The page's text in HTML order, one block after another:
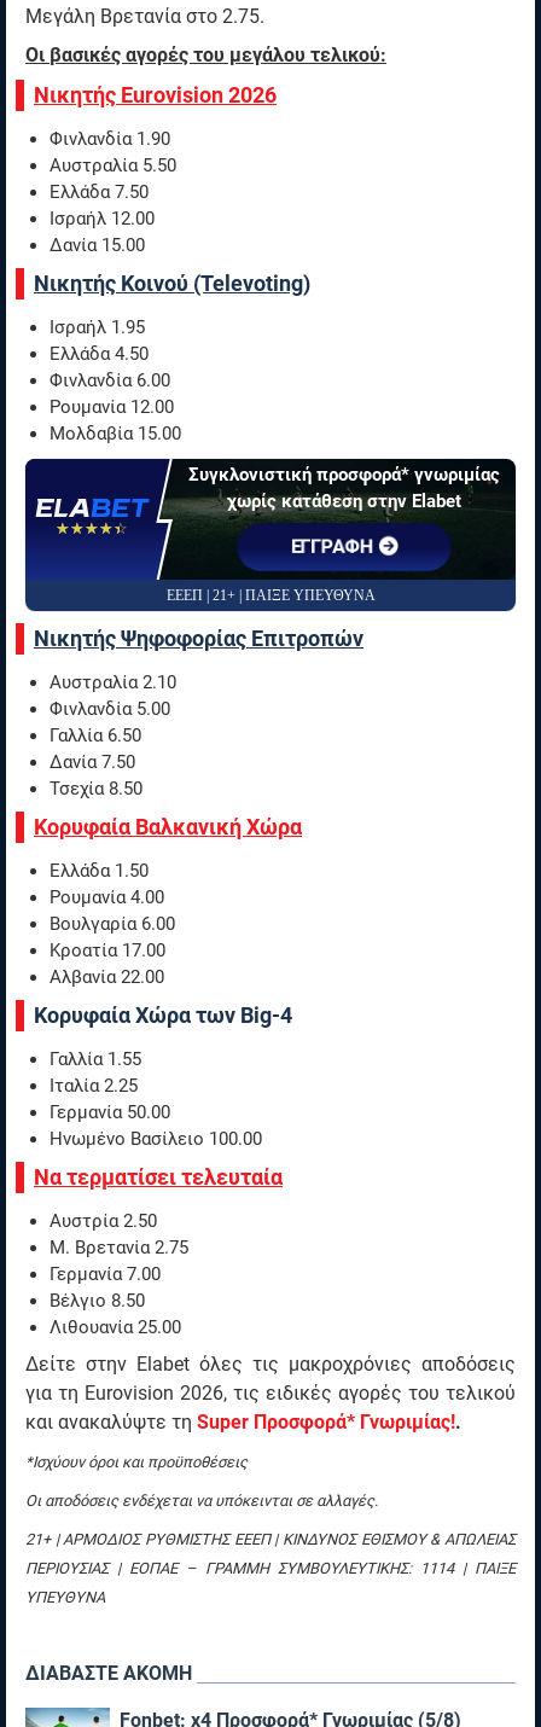
Μεγάλη Βρετανία στο 2.75.
Οι βασικές αγορές του μεγάλου τελικού:
Νικητής Eurovision 2026
Φινλανδία 1.90
Αυστραλία 5.50
Ελλάδα 7.50
Ισραήλ 12.00
Δανία 15.00
Νικητής Κοινού (Televoting)
Ισραήλ 1.95
Ελλάδα 4.50
Φινλανδία 6.00
Ρουμανία 12.00
Μολδαβία 15.00
☆☆☆☆☆
★★★★★
Συγκλονιστική προσφορά* γνωριμίας
χωρίς κατάθεση στην Elabet
ΕΓΓΡΑΦΗ
ΕΕΕΠ | 21+ | ΠΑΙΞΕ ΥΠΕΥΘΥΝΑ
Νικητής Ψηφοφορίας Επιτροπών
Αυστραλία 2.10
Φινλανδία 5.00
Γαλλία 6.50
Δανία 7.50
Τσεχία 8.50
Κορυφαία Βαλκανική Χώρα
Ελλάδα 1.50
Ρουμανία 4.00
Βουλγαρία 6.00
Κροατία 17.00
Αλβανία 22.00
Κορυφαία Χώρα των Big-4
Γαλλία 1.55
Ιταλία 2.25
Γερμανία 50.00
Ηνωμένο Βασίλειο 100.00
Να τερματίσει τελευταία
Αυστρία 2.50
Μ. Βρετανία 2.75
Γερμανία 7.00
Βέλγιο 8.50
Λιθουανία 25.00
Δείτε στην Elabet όλες τις μακροχρόνιες αποδόσεις
για τη Eurovision 2026, τις ειδικές αγορές του τελικού
και ανακαλύψτε τη Super Προσφορά* Γνωριμίας!.
*Ισχύουν όροι και προϋποθέσεις
Οι αποδόσεις ενδέχεται να υπόκεινται σε αλλαγές.
21+ | ΑΡΜΟΔΙΟΣ ΡΥΘΜΙΣΤΗΣ ΕΕΕΠ | ΚΙΝΔΥΝΟΣ ΕΘΙΣΜΟΥ & ΑΠΩΛΕΙΑΣ
ΠΕΡΙΟΥΣΙΑΣ | ΕΟΠΑΕ – ΓΡΑΜΜΗ ΣΥΜΒΟΥΛΕΥΤΙΚΗΣ: 1114 | ΠΑΙΞΕ
ΥΠΕΥΘΥΝΑ
ΔΙΑΒΑΣΤΕ ΑΚΟΜΗ
Fonbet: x4 Προσφορά* Γνωριμίας (5/8)